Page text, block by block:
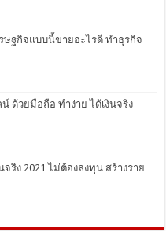
ษฐกิจแบบนี้ขายอะไรดี ทำธุรกิจ
ด้วยมือถือ ทำง่าย ได้เงินจริง
จริง 2021 ไม่ต้องลงทุน สร้างราย